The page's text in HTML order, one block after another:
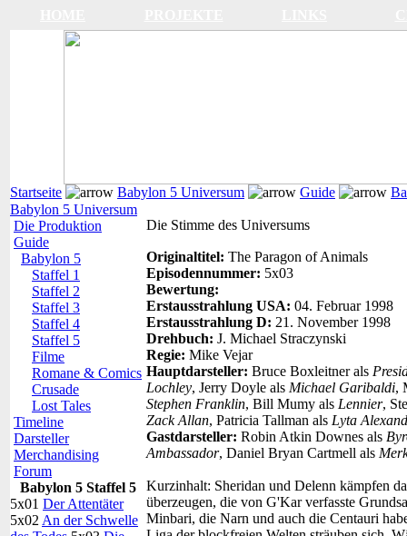
Startseite Babylon 5 Universum Guide
Babylon 5 Universum
Die Produktion
Guide
Babylon 5
Staffel 1
Staffel 2
Staffel 3
Staffel 4
Staffel 5
Filme
Romane & Comics
Crusade
Lost Tales
Timeline
Darsteller
Merchandising
Forum
Babylon 5 Staffel 5
5x01 Der Attentäter
5x02 An der Schwelle
Die Stimme des Universums
Originaltitel: The Paragon of Animals
Episodennummer: 5x03
Bewertung:
Erstausstrahlung USA: 04. Februar 1998
Erstausstrahlung D: 21. November 1998
Drehbuch: J. Michael Straczynski
Regie: Mike Vejar
Hauptdarsteller: Bruce Boxleitner als
Lochley, Jerry Doyle als Michael Garibaldi,
Stephen Franklin, Bill Mumy als Lennier,
Zack Allan, Patricia Tallman als Lyta
Gastdarsteller: Robin Atkin Downes als
Ambassador, Daniel Bryan Cartmell als
Kurzinhalt: Sheridan und Delenn kämpfen
überzeugen, die von G'Kar verfasste
Minbari, die Narn und auch die Centauri